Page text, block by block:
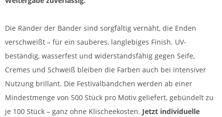
Die Ränder der Bänder sind sorgfältig vernäht, die Enden
verschweißt – für ein sauberes, langlebiges Finish. UV-
beständig, wasserfest und widerstandsfähig gegen Seife,
Cremes und Schweiß bleiben die Farben auch bei intensiver
Nutzung brillant. Die Festivalbändchen werden ab einer
Mindestmenge von 500 Stück pro Motiv geliefert, gebündelt zu
je 100 Stück – ganz ohne Klischeekosten. Jetzt individuelle